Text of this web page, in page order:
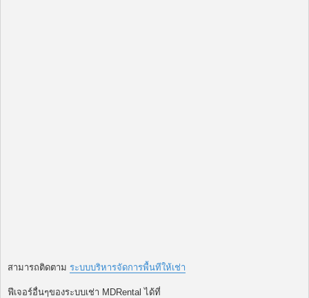
สามารถติดตาม ระบบบริหารจัดการพื้นทีให้เช่า
ฟีเจอร์อื่นๆของระบบเช่า MDRental ได้ที่